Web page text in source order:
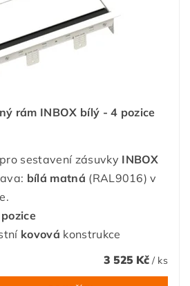
rám INBOX bílý - 4 pozice
sestavení zásuvky INBOX
bílá matná (RAL9016) v
kovová konstrukce
3 525 Kč / ks